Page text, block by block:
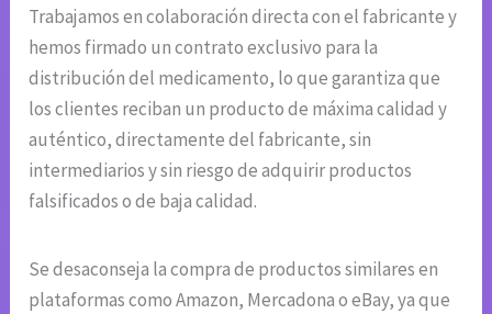
Trabajamos en colaboración directa con el fabricante y
hemos firmado un contrato exclusivo para la
distribución del medicamento, lo que garantiza que
los clientes reciban un producto de máxima calidad y
auténtico, directamente del fabricante, sin
intermediarios y sin riesgo de adquirir productos
falsificados o de baja calidad.
Se desaconseja la compra de productos similares en
plataformas como Amazon, Mercadona o eBay, ya que